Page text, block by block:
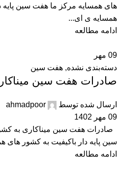
های همسایه مرکز ما هفت سین پایه
همسایه ی ای...
ادامه مطالعه
09 مهر
دسته‌بندی نشده, هفت سین
صادرات هفت سین
ارسال شده توسط
ahmadpoor
09 مهر 1402
صادرات هفت سین میناکاری به
سین پایه دار باکیفیت به کشور
ادامه مطالعه